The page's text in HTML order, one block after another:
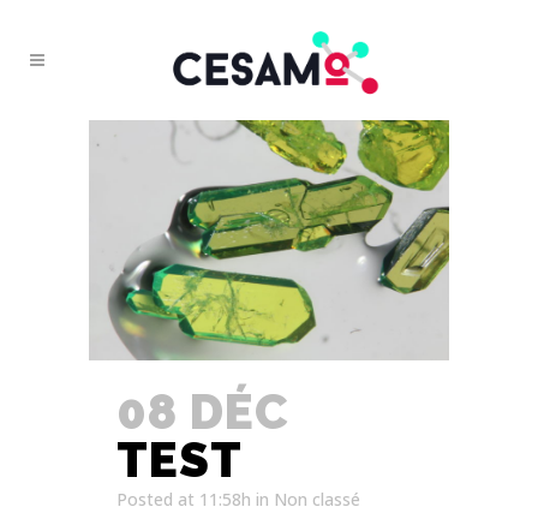
08 DÉC
TEST
Posted at 11:58h in Non classé